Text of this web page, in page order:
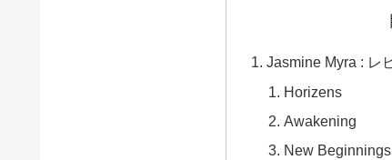
Jasmine Myra : レ
Horizens
Awakening
New Beginnings